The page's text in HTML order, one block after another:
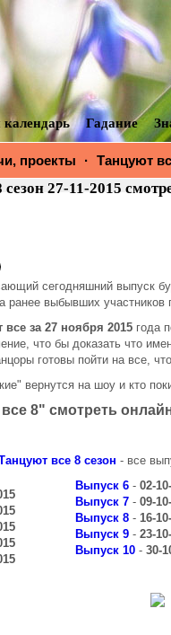
Гадание
проекты · Танцуют
Танцуют все
27-11-2015
сегодняшний выпуск
ранее выбывших участников
все за 27 ноября 2015 года
что бы доказать что
готовы пойти на все,
вернутся на шоу и кто
8" смотреть
все 8 сезон - все
Выпуск 6 -02-
Выпуск 7 -09-
Выпуск 8 -16-
Выпуск 9 -23-
Выпуск 10 -30-